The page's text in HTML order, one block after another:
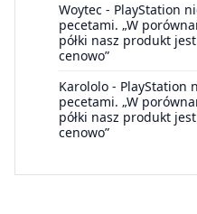
Woytec - PlayStation
pecetami. „W
półki nasz produkt
cenowo”
Karololo - PlayStation
pecetami. „W
półki nasz produkt
cenowo”